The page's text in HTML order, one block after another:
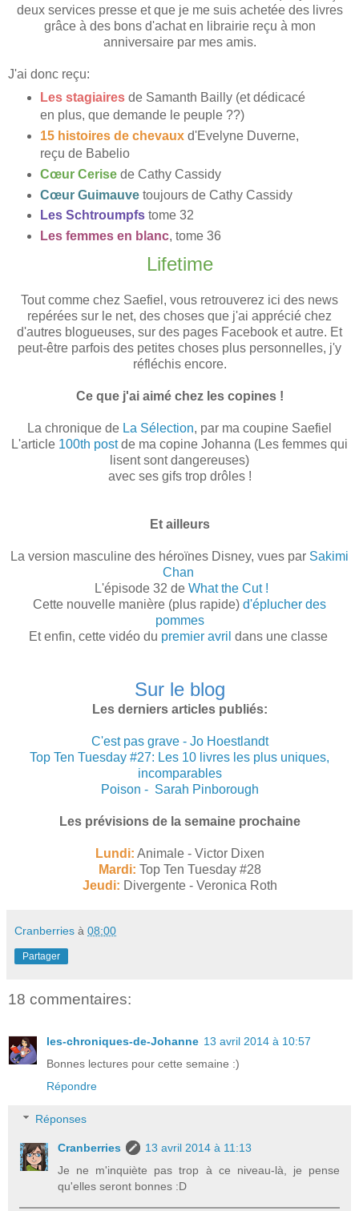
deux services presse et que je me suis achetée des livres
grâce à des bons d'achat en librairie reçu à mon
anniversaire par mes amis.
J'ai donc reçu:
Les stagiairesde Samanth Bailly (et dédicacé
en plus, que demande le peuple ??)
15 histoires de chevauxd'Evelyne Duverne,
reçu de Babelio
Cœur Cerisede Cathy Cassidy
Cœur Guimauvetoujours de Cathy Cassidy
Les Schtroumpfstome 32
Les femmes en blanc, tome 36
Lifetime
Tout comme chez Saefiel, vous retrouverez ici des news
repérées sur le net, des choses que j'ai apprécié chez
d'autres blogueuses, sur des pages Facebook et autre. Et
peut-être parfois des petites choses plus personnelles, j'y
réfléchis encore.
Ce que j'ai aimé chez les copines !
La chronique de La Sélection, par ma coupine Saefiel
L'article 100th postde ma copine Johanna (Les femmes qui
lisent sont dangereuses)
avec ses gifs trop drôles !
Et ailleurs
La version masculine des héroïnes Disney, vues par Sakimi
Chan
L'épisode 32 de What the Cut !
Cette nouvelle manière (plus rapide) d'éplucher des
pommes
Et enfin, cette vidéo du premier avril dans une classe
Sur le blog
Les derniers articles publiés:
C'est pas grave - Jo Hoestlandt
Top Ten Tuesday #27: Les 10 livres les plus uniques,
incomparables
Poison - Sarah Pinborough
Les prévisions de la semaine prochaine
Lundi: Animale - Victor Dixen
Mardi: Top Ten Tuesday #28
Jeudi: Divergente - Veronica Roth
Cranberries à 08:00
Partager
18 commentaires:
les-chroniques-de-Johanne 13 avril 2014 à 10:57
Bonnes lectures pour cette semaine :)
Répondre
Réponses
Cranberries
13 avril 2014 à 11:13
Je ne m'inquiète pas trop à ce niveau-là, je pense
qu'elles seront bonnes :D